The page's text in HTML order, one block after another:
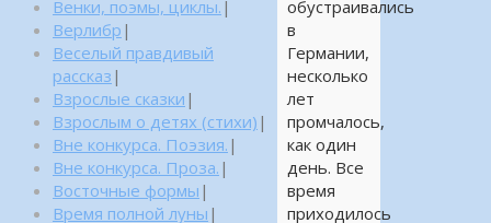
обустраивались
в
Германии,
несколько
лет
промчалось,
как один
день. Все
время
приходилось
Венки, поэмы, циклы. |
Верлибр |
Веселый правдивый
рассказ |
Взрослые сказки |
Взрослым о детях (стихи) |
Вне конкурса. Поэзия. |
Вне конкурса. Проза. |
Восточные формы |
Время полной луны |